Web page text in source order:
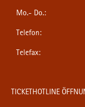
Mo.- Do.:
Telefon:
Telefax:
TICKETHOTLINE